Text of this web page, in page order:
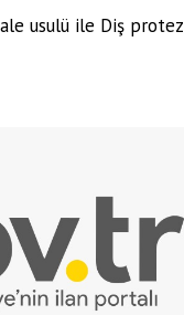
usulü ile Diş protez